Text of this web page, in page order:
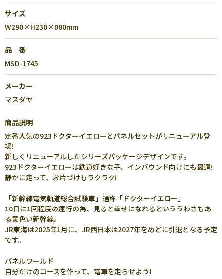
サイズ
W290×H230×D80mm
品 番
MSD-1745
メーカー
マスダヤ
商品説明
定番人気の923ドクターイエローとパネルセットがリニューアル登
場!
新しくリニューアルしたシリーズパッケージデザインです。
923ドクターイエローは鉄道好きな子、インバウンド向けにも最適!
静かに走って、お片づけもラクラク!
「新幹線電気軌道総合試験車」通称「ドクターイエロー」
10日に1回程度の運行の為、見ると幸せになれるといううわさもあ
る黄色い新幹線。
JR東海は2025年1月に、JR西日本は2027年をめどに引退となる予定
です。
パネルワールド
自分だけのコースを作って、電車を走らせよう!